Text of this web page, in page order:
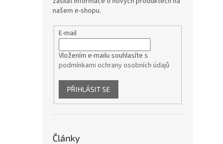
našem e-shopu.
E-mail
Vložením e-mailu souhlasíte s
podmínkami ochrany osobních údajů
PŘIHLÁSIT SE
Články